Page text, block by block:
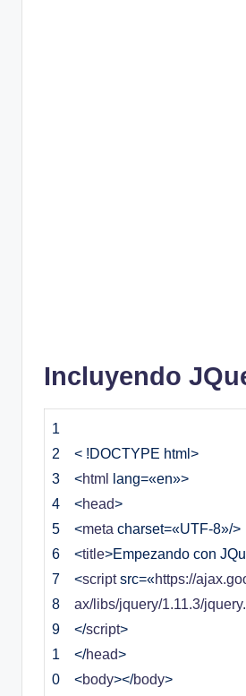
Incluyendo
1
2
3
4
5
6
7
8
9
1
0
< !DOCTYPE html>
<html lang=«en»>
<head>
<meta charset=«UTF-8»/>
<title>Empezando con
<script src=«https://
ax/libs/jquery/1.11.3/
</script>
</head>
<body></body>